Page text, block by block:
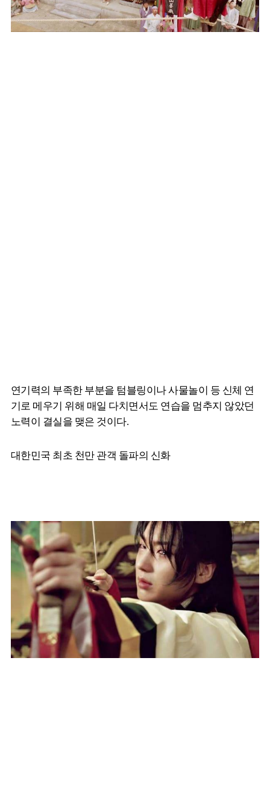
연기력의 부족한 부분을 텀블링이나 사물놀이 등 신체 연
기로 메우기 위해 매일 다치면서도 연습을 멈추지 않았던
노력이 결실을 맺은 것이다.
대한민국 최초 천만 관객 돌파의 신화